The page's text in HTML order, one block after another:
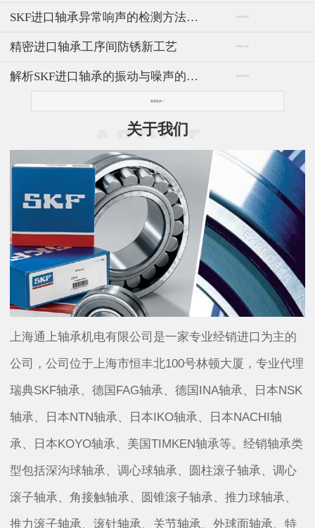
SKF进口轴承异常响声的检测方法与仪器 2024-03-15
精密进口轴承工序间防锈新工艺 2020-11-07
解析SKF进口轴承的振动与噪声的问题 2026-05-16
查看更多>>
关于我们
上海通上轴承机电有限公司是一家专业经销进口为主的
公司，公司位于上海市恒丰北100号林顿大厦，专业代理
瑞典SKF轴承、德国FAG轴承、德国INA轴承、日本NSK
轴承、日本NTN轴承、日本IKO轴承、日本NACHI轴
承、日本KOYO轴承、美国TIMKEN轴承等。经销轴承类
型包括深沟球轴承、调心球轴承、圆柱滚子轴承、调心
滚子轴承、角接触轴承、圆锥滚子轴承、推力球轴承、
推力滚子轴承、滚针轴承、关节轴承、外球面轴承、特